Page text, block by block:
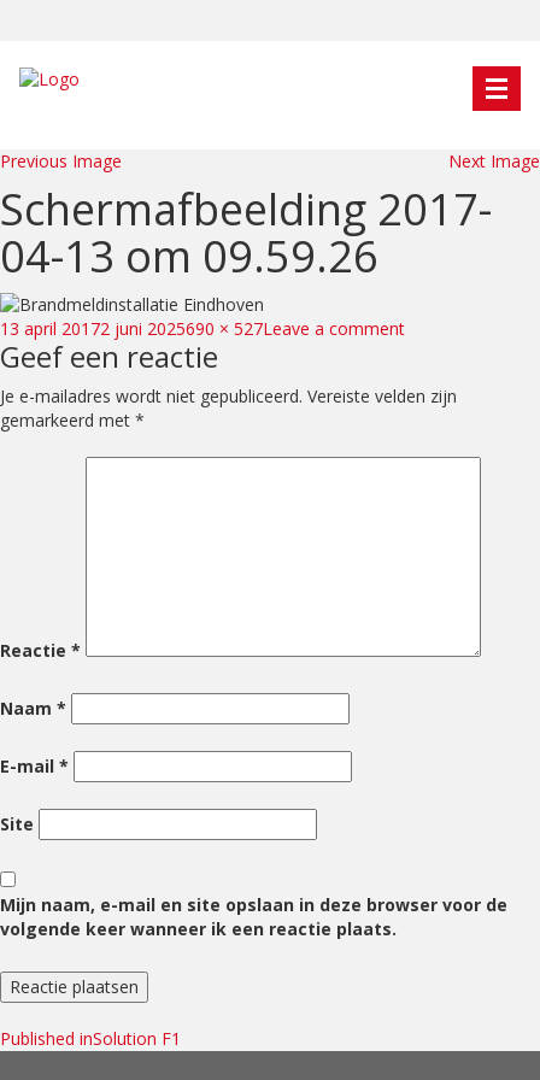
Previous Image Next Image
Schermafbeelding 2017-
04-13 om 09.59.26
Posted
on
13 april 20172 juni 2025Full
size
690 × 527Leave a commenton
04-
Geef een reactie
Je e-mailadres wordt niet gepubliceerd. Vereiste velden zijn
gemarkeerd met *
Reactie *
Naam *
E-mail *
Site
Mijn naam, e-mail en site opslaan in deze browser voor de
volgende keer wanneer ik een reactie plaats.
Bericht
Published inSolution F1